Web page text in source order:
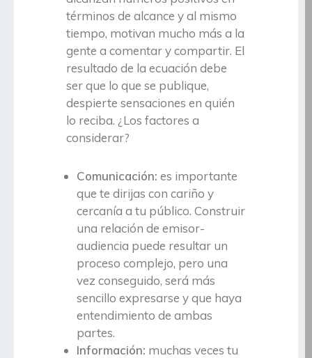
términos de alcance y al mismo
tiempo, motivan mucho más a la
gente a comentar y compartir. El
resultado de la ecuación debe
ser que lo que se publique,
despierte sensaciones en quién
lo reciba. ¿Los factores a
considerar?
Comunicación: es importante
que te dirijas con cariño y
cercanía a tu público. Construir
una relación de emisor-
audiencia puede resultar un
proceso complejo, pero una
vez conseguido, será más
sencillo expresarse y que haya
entendimiento de ambas
partes.
Información: muchas veces tu